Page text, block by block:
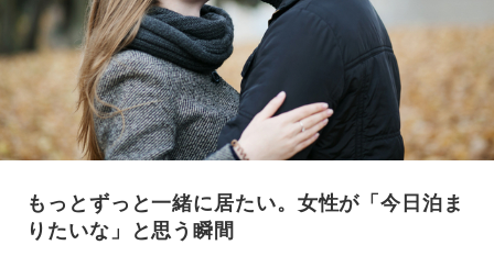
もっとずっと一緒に居たい。女性が「今日泊ま
りたいな」と思う瞬間